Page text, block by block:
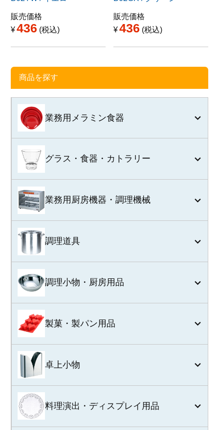
販売価格
¥436 税込
販売価格
¥436 税込
商品を探す
業務用メラミン食器
グラス・食器・カトラリー
業務用厨房機器・調理機械
調理道具
調理小物・厨房用品
製菓・製パン用品
卓上小物
料理演出・ディスプレイ用品